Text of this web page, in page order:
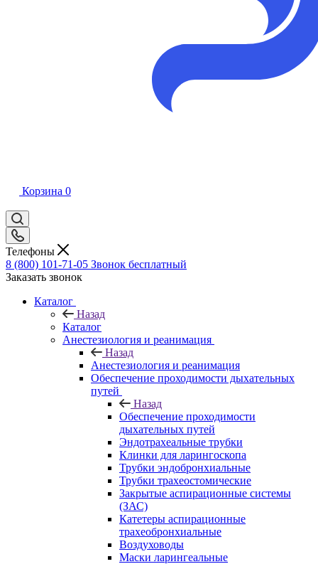
Корзина 0
Телефоны
8 (800) 101-71-05 Звонок бесплатный
Заказать звонок
Каталог
Назад
Каталог
Анестезиология и реанимация
Назад
Анестезиология и реанимация
Обеспечение проходимости дыхательных
путей
Назад
Обеспечение проходимости
дыхательных путей
Эндотрахеальные трубки
Клинки для ларингоскопа
Трубки эндобронхиальные
Трубки трахеостомические
Закрытые аспирационные системы
(ЗАС)
Катетеры аспирационные
трахеобронхиальные
Воздуховоды
Маски ларингеальные